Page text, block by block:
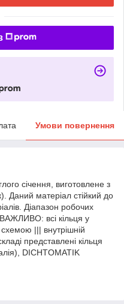
Умови повернення
січення, виготовлене з
Даний матеріал стійкий до
Діапазон робочих
всі кільця у
||| внутрішній
представлені кільця
DICHTOMATIK